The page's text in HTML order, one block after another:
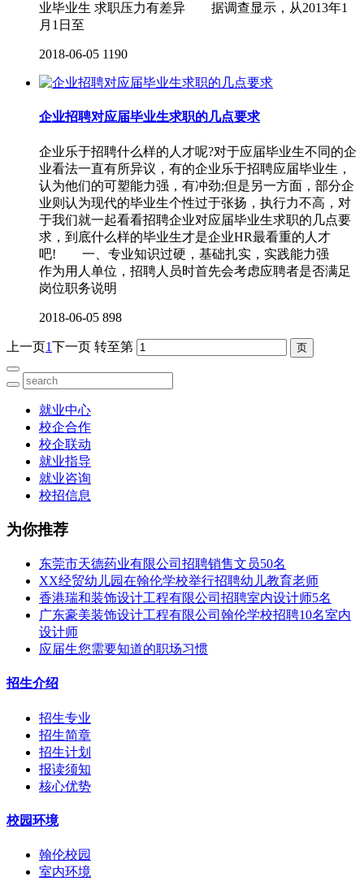
业毕业生 求职压力有差异 据调查显示，从2013年1
月1日至
2018-06-05 1190
企业招聘对应届毕业生求职的几点要求
企业乐于招聘什么样的人才呢?对于应届毕业生不同的企
业看法一直有所异议，有的企业乐于招聘应届毕业生，
认为他们的可塑能力强，有冲劲;但是另一方面，部分企
业则认为现代的毕业生个性过于张扬，执行力不高，对
于我们就一起看看招聘企业对应届毕业生求职的几点要
求，到底什么样的毕业生才是企业HR最看重的人才
吧! 一、专业知识过硬，基础扎实，实践能力强
作为用人单位，招聘人员时首先会考虑应聘者是否满足
岗位职务说明
2018-06-05 898
上一页1下一页 转至第
就业中心
校企合作
校企联动
就业指导
就业咨询
校招信息
为你推荐
东莞市天德药业有限公司招聘销售文员50名
XX经贸幼儿园在翰伦学校举行招聘幼儿教育老师
香港瑞和装饰设计工程‌‌‌‌‌‌‌‌‌‌‌‌有限公司招聘室内设计师5名
广东豪美装饰设计工程有限公司翰伦学校招聘10名室内
设计师
应届生您需要知道的职场习惯
招生介绍
招生专业
招生简章
招生计划
报读须知
核心优势
校园环境
翰伦校园
室内环境